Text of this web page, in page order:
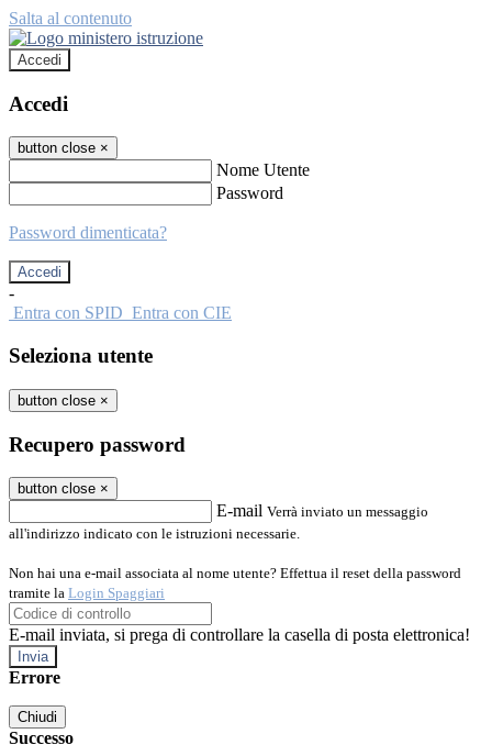
Salta al contenuto
Accedi
Accedi
button close ×
Nome Utente
Password
Password dimenticata?
-
Entra con SPID Entra con CIE
Seleziona utente
button close ×
Recupero password
button close ×
E-mail Verrà inviato un messaggio
all'indirizzo indicato con le istruzioni necessarie.
Non hai una e-mail associata al nome utente? Effettua il reset della password
tramite la Login Spaggiari
E-mail inviata, si prega di controllare la casella di posta elettronica!
Errore
Chiudi
Successo